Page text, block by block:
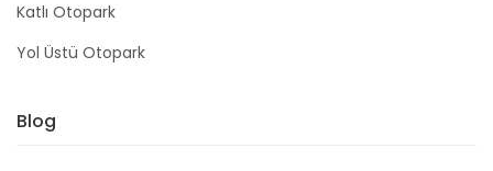
Katlı Otopark
Yol Üstü Otopark
Blog